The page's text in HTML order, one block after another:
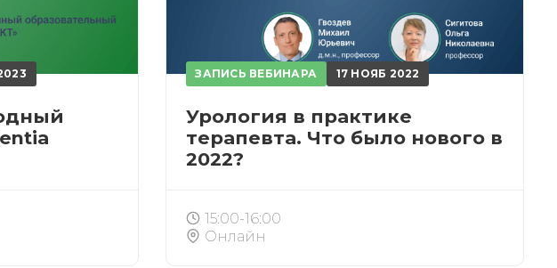
ЗАПИСЬ ВЕБИНАРА 17 НОЯБ 2022
Урология в практике
терапевта. Что было нового в
2022?
15:00-16:00
Онлайн